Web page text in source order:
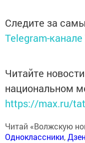
Следите за
Telegram-канале
Читайте
национальном
https://max.ru/
Читай «Волжскую
Одноклассники,Дзен